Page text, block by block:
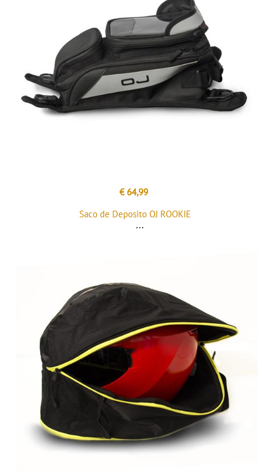
€ 64,99
Saco de Deposito OJ ROOKIE